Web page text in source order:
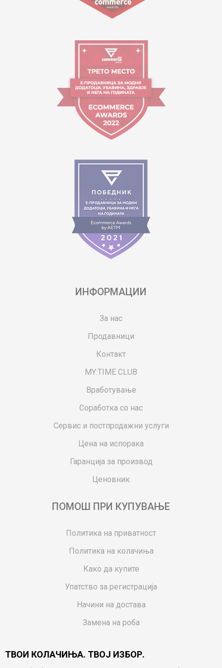
ИНФОРМАЦИИ
За нас
Продавници
Контакт
MY:TIME CLUB
Вработување
Соработка со нас
Сервис и постпродажни услуги
Цена на испорака
Гаранција за производ
Ценовник
ПОМОШ ПРИ КУПУВАЊЕ
Политика на приватност
Политика на колачиња
Како да купите
Упатство за регистрација
Начини на достава
Замена на роба
Ваучери
ТВОИ КОЛАЧИЊА. ТВОЈ ИЗБОР.